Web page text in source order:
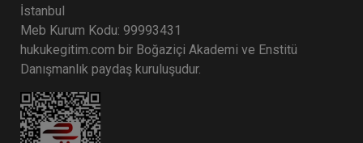
İstanbul
Meb Kurum Kodu: 99993431
hukukegitim.com bir Boğaziçi Akademi ve Enstitü
Danışmanlık paydaş kuruluşudur.